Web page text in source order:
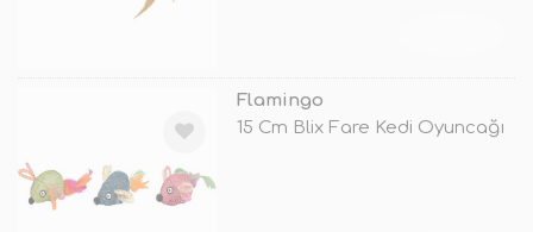
Flamingo
15 Cm Blix Fare Kedi Oyuncağı